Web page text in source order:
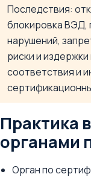
Последствия:
блокировка ВЭД,
нарушений,
риски и
соответствия и
Практика
органами
Орган по